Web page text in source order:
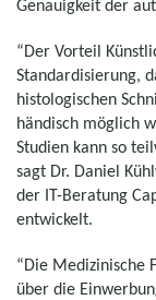
Genauigkeit der
“Der Vorteil
Standardisierung,
histologischen
händisch möglich
Studien kann so
sagt Dr. Daniel
der IT-Beratung
entwickelt.
“Die Medizinische
über die